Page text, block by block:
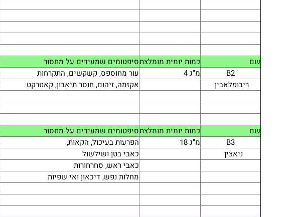
שם כמות יומית מומלצתסיפטומים שמעידים על מחסור
B2
מ"ג 4 עור מחוספס, קשקשים, התקרחות
ריבופלאבין
אקזמה, זיהום, חוסר תיאבון, קאטרקט
שם כמות יומית מומלצתסיפטומים שמעידים על מחסור
B3
מ"ג 18 הפרעות בעיכול, הקאות,
ניאצין
כאבי בטן ושילשול
כאבי ראש, סחרחורות
מחלות נפש, דיכאון ואי שפיות